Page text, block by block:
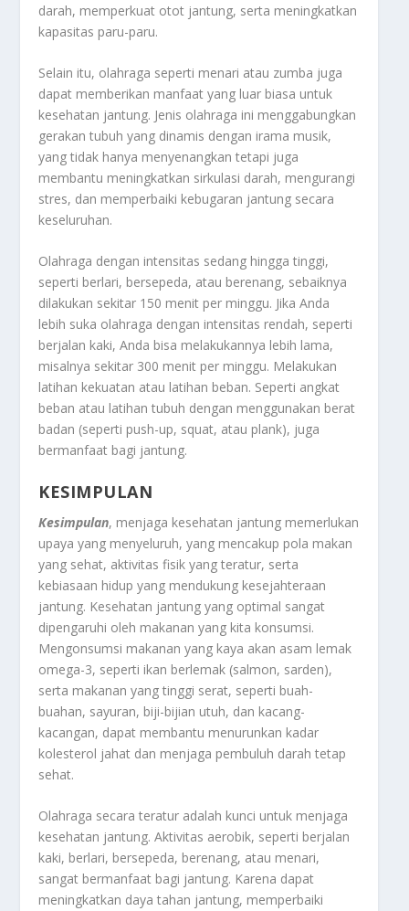
darah, memperkuat otot jantung, serta meningkatkan
kapasitas paru-paru.
Selain itu, olahraga seperti menari atau zumba juga
dapat memberikan manfaat yang luar biasa untuk
kesehatan jantung. Jenis olahraga ini menggabungkan
gerakan tubuh yang dinamis dengan irama musik,
yang tidak hanya menyenangkan tetapi juga
membantu meningkatkan sirkulasi darah, mengurangi
stres, dan memperbaiki kebugaran jantung secara
keseluruhan.
Olahraga dengan intensitas sedang hingga tinggi,
seperti berlari, bersepeda, atau berenang, sebaiknya
dilakukan sekitar 150 menit per minggu. Jika Anda
lebih suka olahraga dengan intensitas rendah, seperti
berjalan kaki, Anda bisa melakukannya lebih lama,
misalnya sekitar 300 menit per minggu. Melakukan
latihan kekuatan atau latihan beban. Seperti angkat
beban atau latihan tubuh dengan menggunakan berat
badan (seperti push-up, squat, atau plank), juga
bermanfaat bagi jantung.
KESIMPULAN
Kesimpulan, menjaga kesehatan jantung memerlukan
upaya yang menyeluruh, yang mencakup pola makan
yang sehat, aktivitas fisik yang teratur, serta
kebiasaan hidup yang mendukung kesejahteraan
jantung. Kesehatan jantung yang optimal sangat
dipengaruhi oleh makanan yang kita konsumsi.
Mengonsumsi makanan yang kaya akan asam lemak
omega-3, seperti ikan berlemak (salmon, sarden),
serta makanan yang tinggi serat, seperti buah-
buahan, sayuran, biji-bijian utuh, dan kacang-
kacangan, dapat membantu menurunkan kadar
kolesterol jahat dan menjaga pembuluh darah tetap
sehat.
Olahraga secara teratur adalah kunci untuk menjaga
kesehatan jantung. Aktivitas aerobik, seperti berjalan
kaki, berlari, bersepeda, berenang, atau menari,
sangat bermanfaat bagi jantung. Karena dapat
meningkatkan daya tahan jantung, memperbaiki